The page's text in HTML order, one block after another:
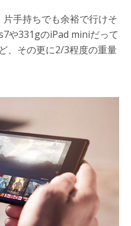
手持ちでも余裕で行けそ
や331gのiPad miniだって
、その更に2/3程度の重量